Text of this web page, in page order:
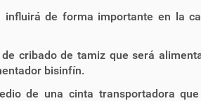
de forma importante en la
cribado de tamiz que será
bisinfín.
de una cinta transportadora